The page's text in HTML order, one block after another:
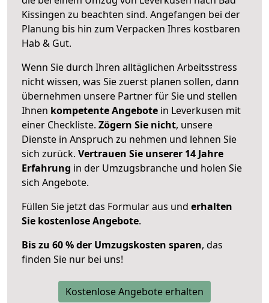
Kissingen zu beachten sind. Angefangen bei der
Planung bis hin zum Verpacken Ihres kostbaren
Hab & Gut.
Wenn Sie durch Ihren alltäglichen Arbeitsstress
nicht wissen, was Sie zuerst planen sollen, dann
übernehmen unsere Partner für Sie und stellen
Ihnen kompetente Angebote in Leverkusen mit
einer Checkliste. Zögern Sie nicht, unsere
Dienste in Anspruch zu nehmen und lehnen Sie
sich zurück. Vertrauen Sie unserer 14 Jahre
Erfahrung in der Umzugsbranche und holen Sie
sich Angebote.
Füllen Sie jetzt das Formular aus und erhalten
Sie kostenlose Angebote.
Bis zu 60 % der Umzugskosten sparen, das
finden Sie nur bei uns!
Kostenlose Angebote erhalten